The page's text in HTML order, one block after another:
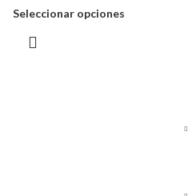
Seleccionar opciones